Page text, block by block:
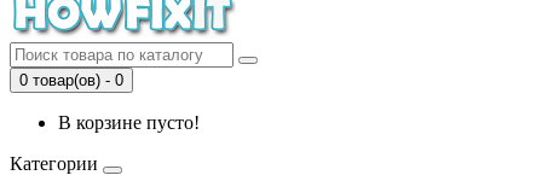
0 товар(ов) - 0
В корзине пусто!
Категории